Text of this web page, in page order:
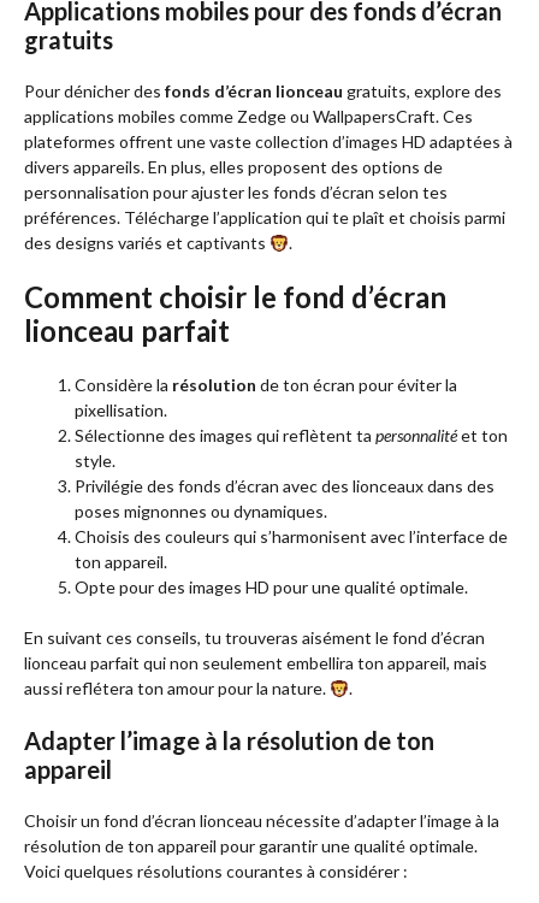
Applications mobiles pour des fonds d’écran
gratuits
Pour dénicher des fonds d’écran lionceau gratuits, explore des
applications mobiles comme Zedge ou WallpapersCraft. Ces
plateformes offrent une vaste collection d’images HD adaptées à
divers appareils. En plus, elles proposent des options de
personnalisation pour ajuster les fonds d’écran selon tes
préférences. Télécharge l’application qui te plaît et choisis parmi
des designs variés et captivants
.
Comment choisir le fond d’écran
lionceau parfait
Considère la résolution de ton écran pour éviter la
pixellisation.
Sélectionne des images qui reflètent ta personnalitéet ton
style.
Privilégie des fonds d’écran avec des lionceaux dans des
poses mignonnes ou dynamiques.
Choisis des couleurs qui s’harmonisent avec l’interface de
ton appareil.
Opte pour des images HD pour une qualité optimale.
En suivant ces conseils, tu trouveras aisément le fond d’écran
lionceau parfait qui non seulement embellira ton appareil, mais
aussi reflétera ton amour pour la nature.
.
Adapter l’image à la résolution de ton
appareil
Choisir un fond d’écran lionceau nécessite d’adapter l’image à la
résolution de ton appareil pour garantir une qualité optimale.
Voici quelques résolutions courantes à considérer :